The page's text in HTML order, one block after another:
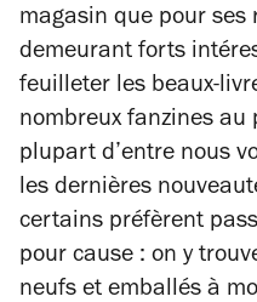
magasin que pour ses
demeurant forts
feuilleter les beaux-
nombreux fanzines au
plupart d’entre nous
les dernières
certains préfèrent
pour cause : on y
neufs et emballés à